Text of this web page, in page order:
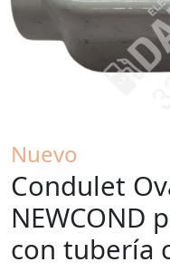
Nuevo
Condulet
NEWCOND
con tubería